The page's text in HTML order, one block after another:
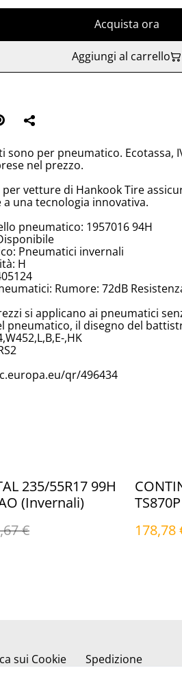
Acquista ora
Aggiungi al carrello
sono per pneumatico. Ecotassa,
nel prezzo.
vetture di Hankook Tire
una tecnologia innovativa.
pneumatico: 1957016 94H
Pneumatici invernali
H
Rumore: 72dB
si applicano ai pneumatici
pneumatico, il disegno del
,HK
qr/496434
235/55R17 99H
(Invernali)
€
%
178,78
sui Cookie Spedizione